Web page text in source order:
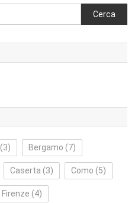
Cerca
(3) Bergamo (7)
Caserta (3) Como (5)
Firenze (4)